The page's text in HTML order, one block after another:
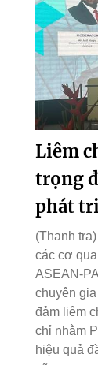
Liêm
trọng
phát
(Thanh
các cơ
ASEAN-
chuyên
đảm liêm
chỉ nhằm
hiệu quả